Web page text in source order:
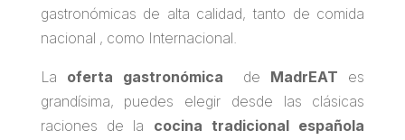
gastronómicas de alta calidad, tanto de comida
nacional , como Internacional.
La oferta gastronómica de MadrEAT es
grandísima, puedes elegir desde las clásicas
raciones de la cocina tradicional española